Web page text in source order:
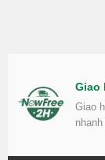
Giao
Giao